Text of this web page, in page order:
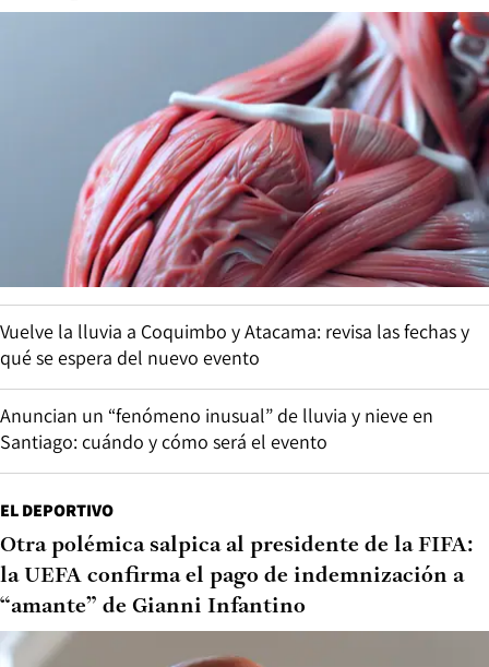
Vuelve la lluvia a Coquimbo y Atacama: revisa las fechas y
qué se espera del nuevo evento
Anuncian un “fenómeno inusual” de lluvia y nieve en
Santiago: cuándo y cómo será el evento
EL DEPORTIVO
Otra polémica salpica al presidente de la FIFA:
la UEFA confirma el pago de indemnización a
“amante” de Gianni Infantino